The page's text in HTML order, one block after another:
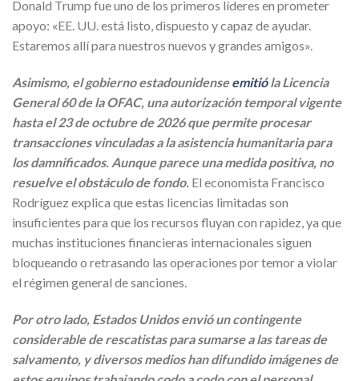
Donald Trump fue uno de los primeros líderes en prometer
apoyo: «EE. UU. está listo, dispuesto y capaz de ayudar.
Estaremos allí para nuestros nuevos y grandes amigos».
Asimismo, el gobierno estadounidenseemitióla Licencia
General 60 de la OFAC, una autorización temporal vigente
hasta el 23 de octubre de 2026 que permite procesar
transacciones vinculadas a la asistencia humanitaria para
los damnificados. Aunque parece una medida positiva, no
resuelve el obstáculo de fondo. El economista Francisco
Rodríguez explica que estas licencias limitadas son
insuficientes para que los recursos fluyan con rapidez, ya que
muchas instituciones financieras internacionales siguen
bloqueando o retrasando las operaciones por temor a violar
el régimen general de sanciones.
Por otro lado, Estados Unidos envió un contingente
considerable de rescatistas para sumarse a las tareas de
salvamento, y diversos medios han difundido imágenes de